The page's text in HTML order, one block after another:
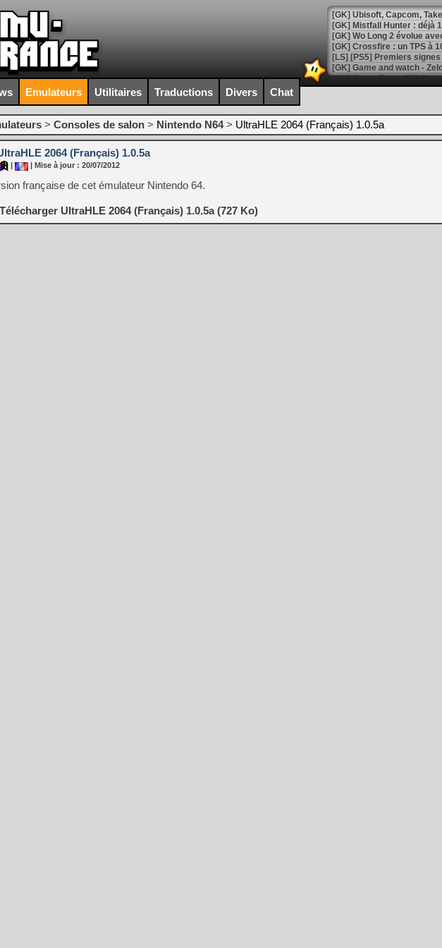
[GK] Mistfall Hunter : déjà
[GK] Wo Long 2 évolue
[GK] Crossfire : un TPS à
[LS] [PS5] Premiers
[Mo5] DOOM arrive en
[GK] Bethesda fête les 30
[GK] Roblox : l'action en
[GK] Agenda - GeForce
[LS] [PS5] ps5-y2jb-
[GK] Pourquoi Marvel
[GK] Test : Restory : Chill
[GK] GTA 6 : Rockstar
[GK] Hot Wheels Infinite
[GK] Mémoire cash -
[GK] Résultats Nintendo :
[GK] Déjà des
[Mo5] Brickboy cherche à
[GK] Minecraft et ses «
[GK] Beast of
[GK] Mémoire cash -
[GK] Dan Houser (GTA)
[GK] Comment EA Sports
[GK] Crimson Moon : un
[GK] Isle of Reveries : le
[GK] Moonlighter 2 : The
[GK] Capcom relance
[Mo5] Deux inédits du
Emulateurs Utilitaires Traductions Divers Chat
> Consoles de salon > Nintendo N64> UltraHLE 2064 (Français) 1.0.5a
2064 (Français) 1.0.5a
| Mise à jour : 20/07/2012
française de cet émulateur Nintendo 64.
Télécharger UltraHLE 2064 (Français) 1.0.5a (727 Ko)